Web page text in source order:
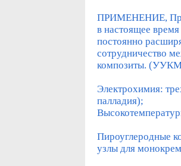
ПРИМЕНЕНИЕ,
в настоящее
постоянно
сотрудничество
композиты.
Электрохимия:
палладия);
Пироуглеродные
узлы для